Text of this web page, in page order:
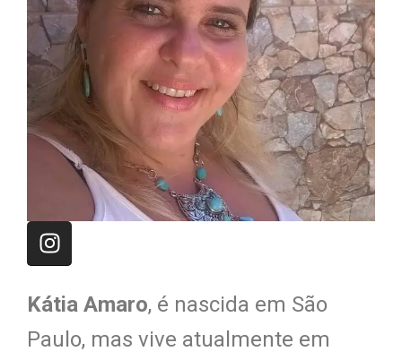
Kátia Amaro, é nascida em São
Paulo, mas vive atualmente em